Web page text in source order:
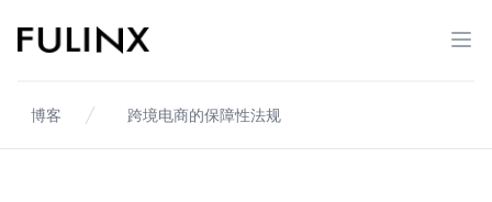
Fulinx-跨境电商独立站自建站平台
打
博客 跨境电商的保障性法规